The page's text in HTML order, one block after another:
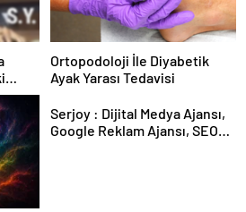
Ortopodoloji İle Diyabetik
Ayak Yarası Tedavisi
Serjoy : Dijital Medya Ajansı,
Google Reklam Ajansı, SEO